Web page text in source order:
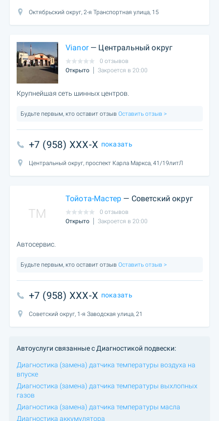
Октябрьский округ, 2-я Транспортная улица, 15
Vianor— Центральный округ
0 отзывов
Открыто
Закроется в 20:00
Крупнейшая сеть шинных центров.
Будьте первым, кто оставит отзыв Оставить отзыв >
+7 (958) XXX-X показать
Центральный округ, проспект Карла Маркса, 41/19литЛ
TM
Тойота-Мастер — Советский округ
0 отзывов
Открыто
Закроется в 20:00
Автосервис.
Будьте первым, кто оставит отзыв Оставить отзыв >
+7 (958) XXX-X показать
Советский округ, 1-я Заводская улица, 21
Автоуслуги связанные с Диагностикой подвески:
Диагностика (замена) датчика температуры воздуха на
впуске
Диагностика (замена) датчика температуры выхлопных
газов
Диагностика (замена) датчика температуры масла
Диагностика аккумулятора